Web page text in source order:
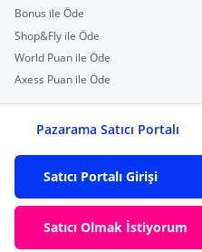
Bonus ile Öde
Shop&Fly ile Öde
World Puan ile Öde
Axess Puan ile Öde
Pazarama Satıcı Portalı
Satıcı Portalı Girişi
Satıcı Olmak İstiyorum